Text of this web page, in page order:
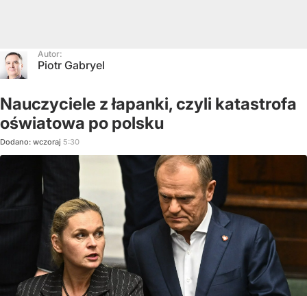
Autor:
Piotr Gabryel
Nauczyciele z łapanki, czyli katastrofa
oświatowa po polsku
Dodano: wczoraj 5:30